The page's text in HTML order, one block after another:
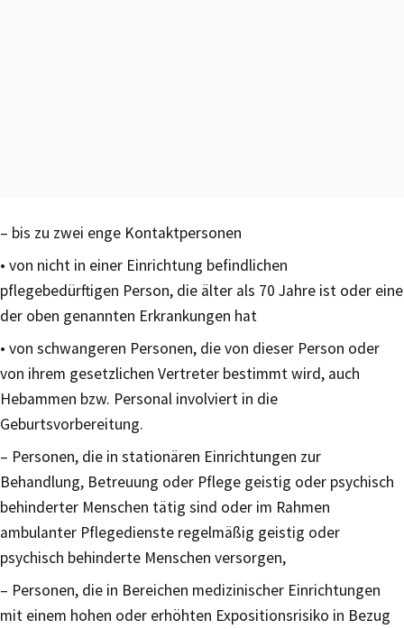
– bis zu zwei enge Kontaktpersonen
• von nicht in einer Einrichtung befindlichen
pflegebedürftigen Person, die älter als 70 Jahre ist oder eine
der oben genannten Erkrankungen hat
• von schwangeren Personen, die von dieser Person oder
von ihrem gesetzlichen Vertreter bestimmt wird, auch
Hebammen bzw. Personal involviert in die
Geburtsvorbereitung.
– Personen, die in stationären Einrichtungen zur
Behandlung, Betreuung oder Pflege geistig oder psychisch
behinderter Menschen tätig sind oder im Rahmen
ambulanter Pflegedienste regelmäßig geistig oder
psychisch behinderte Menschen versorgen,
– Personen, die in Bereichen medizinischer Einrichtungen
mit einem hohen oder erhöhten Expositionsrisiko in Bezug